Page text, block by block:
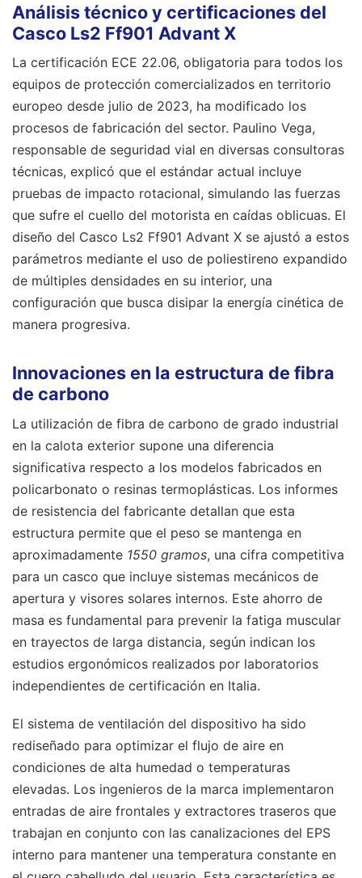
Análisis técnico y certificaciones del
Casco Ls2 Ff901 Advant X
La certificación ECE 22.06, obligatoria para todos los
equipos de protección comercializados en territorio
europeo desde julio de 2023, ha modificado los
procesos de fabricación del sector. Paulino Vega,
responsable de seguridad vial en diversas consultoras
técnicas, explicó que el estándar actual incluye
pruebas de impacto rotacional, simulando las fuerzas
que sufre el cuello del motorista en caídas oblicuas. El
diseño del Casco Ls2 Ff901 Advant X se ajustó a estos
parámetros mediante el uso de poliestireno expandido
de múltiples densidades en su interior, una
configuración que busca disipar la energía cinética de
manera progresiva.
Innovaciones en la estructura de fibra
de carbono
La utilización de fibra de carbono de grado industrial
en la calota exterior supone una diferencia
significativa respecto a los modelos fabricados en
policarbonato o resinas termoplásticas. Los informes
de resistencia del fabricante detallan que esta
estructura permite que el peso se mantenga en
aproximadamente 1550 gramos, una cifra competitiva
para un casco que incluye sistemas mecánicos de
apertura y visores solares internos. Este ahorro de
masa es fundamental para prevenir la fatiga muscular
en trayectos de larga distancia, según indican los
estudios ergonómicos realizados por laboratorios
independientes de certificación en Italia.
El sistema de ventilación del dispositivo ha sido
rediseñado para optimizar el flujo de aire en
condiciones de alta humedad o temperaturas
elevadas. Los ingenieros de la marca implementaron
entradas de aire frontales y extractores traseros que
trabajan en conjunto con las canalizaciones del EPS
interno para mantener una temperatura constante en